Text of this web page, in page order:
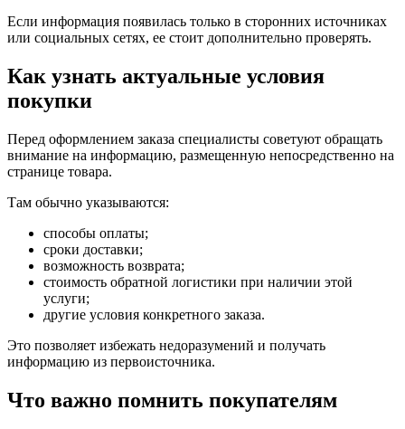
Если информация появилась только в сторонних источниках
или социальных сетях, ее стоит дополнительно проверять.
Как узнать актуальные условия
покупки
Перед оформлением заказа специалисты советуют обращать
внимание на информацию, размещенную непосредственно на
странице товара.
Там обычно указываются:
способы оплаты;
сроки доставки;
возможность возврата;
стоимость обратной логистики при наличии этой
услуги;
другие условия конкретного заказа.
Это позволяет избежать недоразумений и получать
информацию из первоисточника.
Что важно помнить покупателям